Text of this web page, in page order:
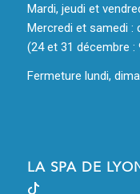
Mardi, jeudi et
Mercredi et samedi :
(24 et 31 décembre :
Fermeture lundi,
LA SPA DE